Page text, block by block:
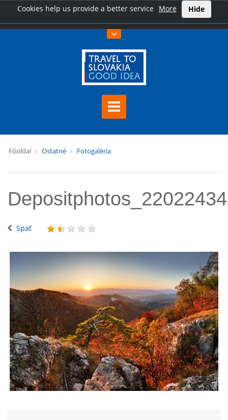
Cookies help us provide a better service More Hide
Főoldal Ostatné Fotogaléria
Späť